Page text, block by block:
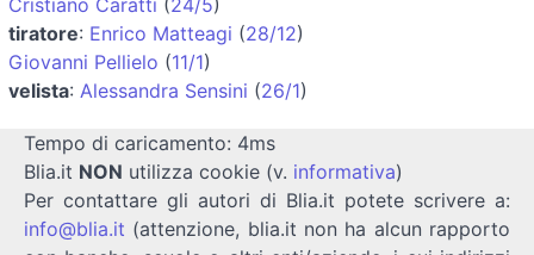
tiratore: Enrico Matteagi (28/12)
Giovanni Pellielo (11/1)
velista: Alessandra Sensini (26/1)
Tempo di caricamento: 4ms
Blia.it NON utilizza cookie (v. informativa)
Per contattare gli autori di Blia.it potete scrivere a:
info@blia.it (attenzione, blia.it non ha alcun rapporto